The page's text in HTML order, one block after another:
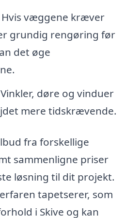
Hvis væggene kræver
grundig rengøring før
det øge
døre og vinduer
mere tidskrævende.
fra forskellige
sammenligne priser
løsning til dit projekt.
tapetserer, som
i Skive og kan